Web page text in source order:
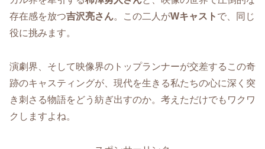
存在感を放つ吉沢亮さん。この二人がWキャスト で、同じ
役に挑みます。
演劇界、そして映像界のトップランナーが交差するこの奇
跡のキャスティングが、現代を生きる私たちの心に深く突
き刺さる物語をどう紡ぎ出すのか。考えただけでもワクワ
クしますよね。